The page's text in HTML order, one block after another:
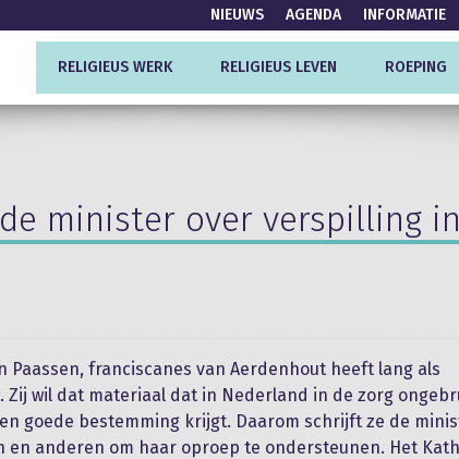
NIEUWS AGENDA INFORMATIE
RELIGIEUS WERK RELIGIEUS LEVEN ROEPING
minister over verspilling
Paassen, franciscanes van Aerdenhout heeft lang als
Zij wil dat materiaal dat in Nederland in de zorg
goede bestemming krijgt. Daarom schrijft ze de
en anderen om haar oproep te ondersteunen. Het